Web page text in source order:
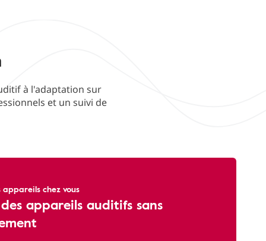
à l'adaptation sur
et un suivi de
appareils chez vous
appareils auditifs sans